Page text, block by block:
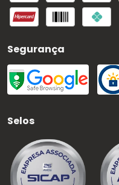
Segurança
Selos